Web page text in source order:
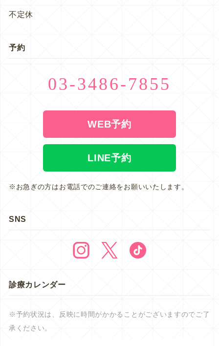
不定休
予約
03-3486-7855
WEB予約
LINE予約
※お急ぎの方はお電話でのご連絡をお願いいたします。
SNS
診療カレンダー
※予約状況は、反映に時間がかかることがございますのでご了
承ください。